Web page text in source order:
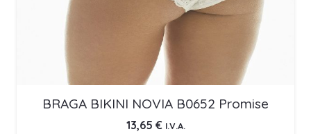
BRAGA BIKINI NOVIA B0652 Promise
13,65 € I.V.A.